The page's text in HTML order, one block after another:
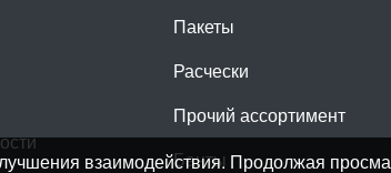
взаимодействия. Продолжая
Пакеты
Расчески
Прочий ассортимент
Банты